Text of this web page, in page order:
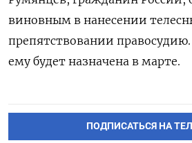
виновным в нанесении
препятствовании
ему будет назначена в марте.
ПОДПИСАТЬСЯ НА